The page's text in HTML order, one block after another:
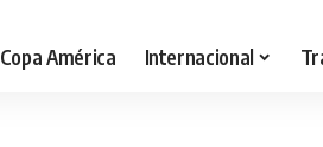
Copa América Internacional